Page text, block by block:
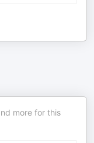
more for this